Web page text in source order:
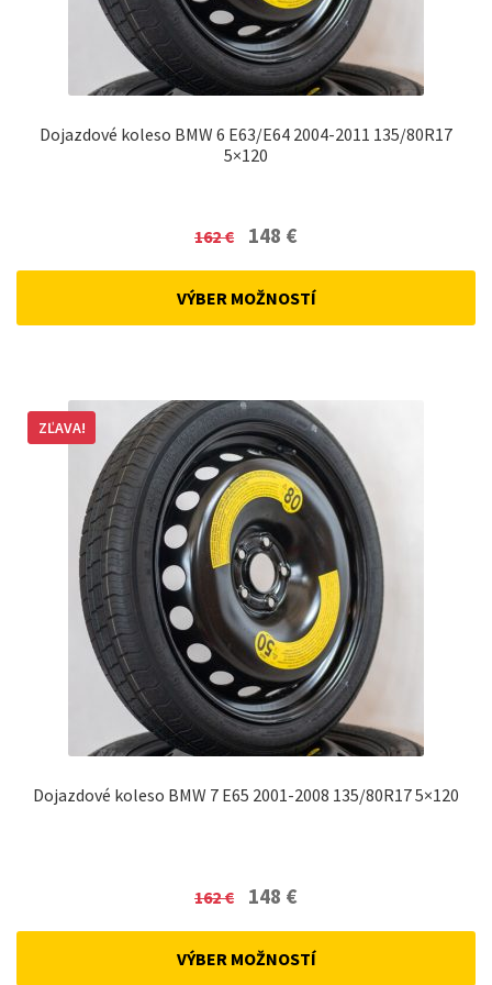
Dojazdové koleso BMW 6 E63/E64 2004-2011 135/80R17
5×120
162€
Original
was:
148 €Current
VÝBER MOŽNOSTÍ
Dojazdové koleso BMW 7 E65 2001-2008 135/80R17 5×120
ZĽAVA!
162€
Original
was:
148 €Current
VÝBER MOŽNOSTÍ